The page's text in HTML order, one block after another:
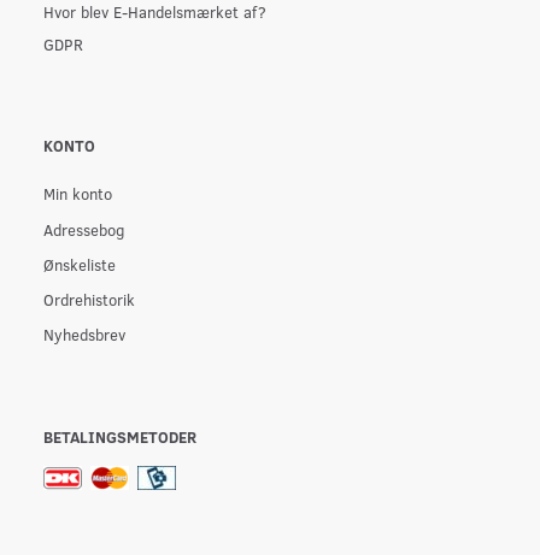
Hvor blev E-Handelsmærket af?
GDPR
KONTO
Min konto
Adressebog
Ønskeliste
Ordrehistorik
Nyhedsbrev
BETALINGSMETODER